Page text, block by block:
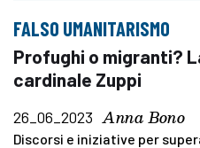
FALSO UMANITARISMO
Profughi o migranti?
cardinale Zuppi
26_06_2023 Anna Bono
Discorsi e iniziative per